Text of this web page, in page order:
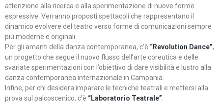
attenzione alla ricerca e alla sperimentazione di nuove forme
espressive. Verranno proposti spettacoli che rappresentano il
dinamico evolvere del teatro verso forme di comunicazioni sempre
più moderne e originali
Per gli amanti della danza contemporanea, c’è “Revolution Dance”,
un progetto che segue il nuovo flusso dell’arte coreutica e delle
svariate sperimentazioni con l’obiettivo di dare visibilità e lustro alla
danza contemporanea internazionale in Campania.
Infine, per chi desidera imparare le tecniche teatrali e mettersi alla
prova sul palcoscenico, c’è “Laboratorio Teatrale”